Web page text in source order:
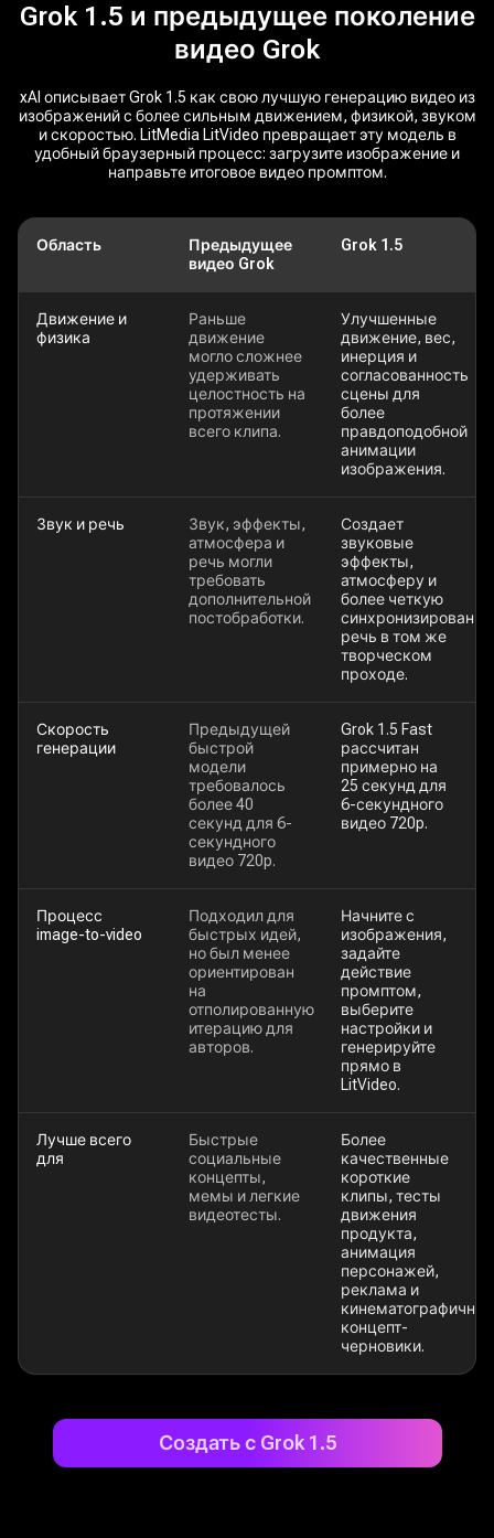
Grok 1.5 и предыдущее поколение
видео Grok
xAI описывает Grok 1.5 как свою лучшую генерацию видео из
изображений с более сильным движением, физикой, звуком
и скоростью. LitMedia LitVideo превращает эту модель в
удобный браузерный процесс: загрузите изображение и
направьте итоговое видео промптом.
Область
Предыдущее
видео Grok
Grok 1.5
Движение и
физика
Раньше
движение
могло сложнее
удерживать
целостность на
протяжении
всего клипа.
Улучшенные
движение, вес,
инерция и
согласованность
сцены для
более
правдоподобной
анимации
изображения.
Звук и речь
Звук, эффекты,
атмосфера и
речь могли
требовать
дополнительной
постобработки.
Создает
звуковые
эффекты,
атмосферу и
более четкую
речь в том же
творческом
проходе.
Скорость
генерации
Предыдущей
быстрой
модели
требовалось
более 40
секунд для 6-
секундного
видео 720p.
Grok 1.5 Fast
рассчитан
примерно на
25 секунд для
6-секундного
видео 720p.
Процесс
image-to-video
Подходил для
быстрых идей,
но был менее
ориентирован
на
отполированную
итерацию для
авторов.
Начните с
изображения,
задайте
действие
промптом,
выберите
настройки и
генерируйте
прямо в
LitVideo.
Лучше всего
для
Быстрые
социальные
концепты,
мемы и легкие
видеотесты.
Более
качественные
короткие
клипы, тесты
движения
продукта,
анимация
персонажей,
реклама и
концепт-
черновики.
Создать с Grok 1.5